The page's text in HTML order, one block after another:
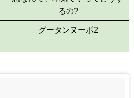
るの?
グータンヌーボ2